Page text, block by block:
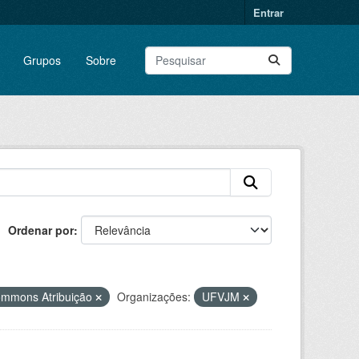
Entrar
Grupos Sobre
Ordenar por
Atribuição Organizações: UFVJM